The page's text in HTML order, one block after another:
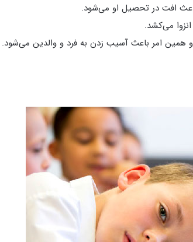
افت در تحصیل او می‌شود.
می‌کشد.
و همین امر باعث آسیب زدن به فرد و والدین می‌شود.